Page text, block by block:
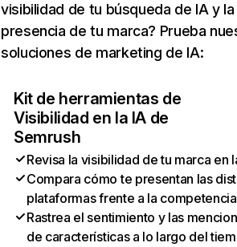
visibilidad de tu búsqueda de IA y la
presencia de tu marca? Prueba
soluciones de marketing de IA:
Kit de herramientas de
Visibilidad en la IA de
Semrush
Revisa la visibilidad de tu marca en
Compara cómo te presentan las
plataformas frente a la competencia
Rastrea el sentimiento y las
de características a lo largo del